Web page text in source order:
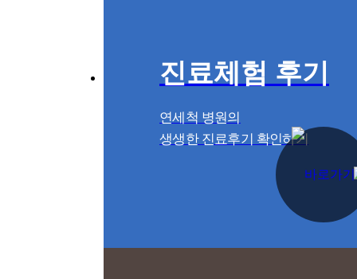
진료체험 후기
연세척 병원의
생생한 진료후기 확인하기